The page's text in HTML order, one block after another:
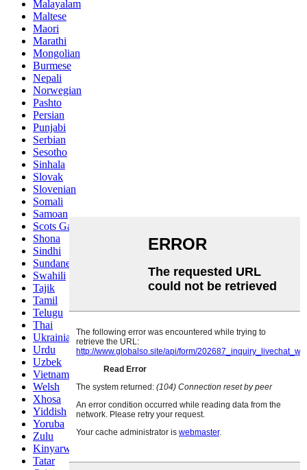
Malayalam
Maltese
Maori
Marathi
Mongolian
Burmese
Nepali
Norwegian
Pashto
Persian
Punjabi
Serbian
Sesotho
Sinhala
Slovak
Slovenian
Somali
Samoan
Scots Gaelic
Shona
Sindhi
Sundanese
Swahili
Tajik
Tamil
Telugu
Thai
Ukrainian
Urdu
Uzbek
Vietnamese
Welsh
Xhosa
Yiddish
Yoruba
Zulu
Kinyarwanda
Tatar